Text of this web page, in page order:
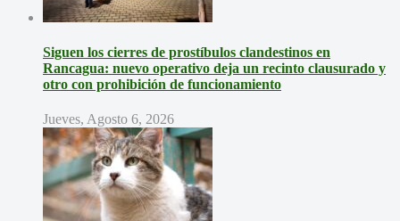
Siguen los cierres de prostíbulos clandestinos en
Rancagua: nuevo operativo deja un recinto clausurado y
otro con prohibición de funcionamiento
Jueves, Agosto 6, 2026